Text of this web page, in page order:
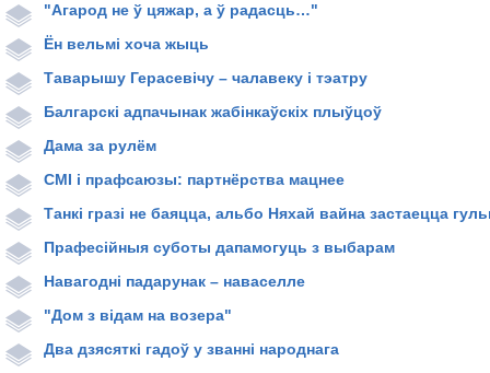
"Агарод не ў цяжар, а ў радасць…"
Ён вельмі хоча жыць
Таварышу Герасевічу – чалавеку і тэатру
Балгарскі адпачынак жабінкаўскіх плыўцоў
Дама за рулём
СМІ і прафсаюзы: партнёрства мацнее
Танкі гразі не баяцца, альбо Няхай вайна застаецца
Прафесійныя суботы дапамогуць з выбарам
Навагодні падарунак – наваселле
"Дом з відам на возера"
Два дзясяткі гадоў у званні народнага